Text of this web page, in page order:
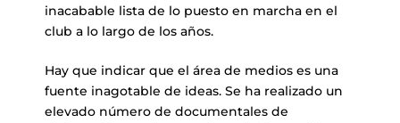
inacabable lista de lo puesto en marcha en el
club a lo largo de los años.
Hay que indicar que el área de medios es una
fuente inagotable de ideas. Se ha realizado un
elevado número de documentales de